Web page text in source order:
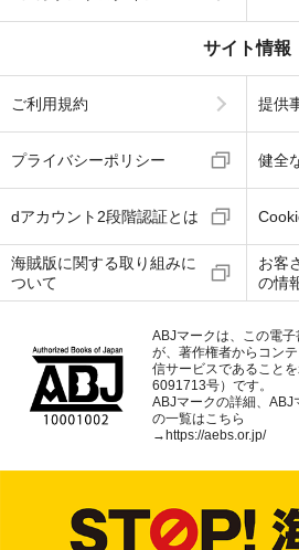
サイト情報
ご利用規約 提供
プライバシーポリシー 健全
dアカウント2段階認証とは
海賊版に関する取り組みに
ついて
お客
の情
ABJマークは、この電
が、著作権者からコン
信サービスであること
6091713号）です。
ABJマークの詳細、ABJ
の一覧はこちら
→https://aebs.or.jp/